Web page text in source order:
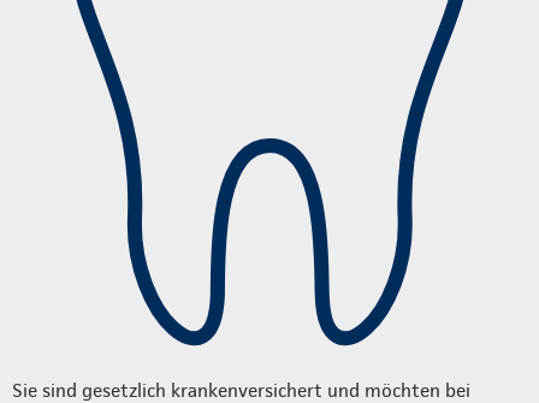
Sie sind gesetzlich krankenversichert und möchten bei